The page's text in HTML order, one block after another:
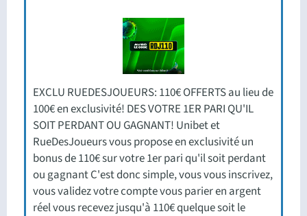
EXCLU RUEDESJOUEURS: 110€ OFFERTS au lieu de
100€ en exclusivité! DES VOTRE 1ER PARI QU'IL
SOIT PERDANT OU GAGNANT! Unibet et
RueDesJoueurs vous propose en exclusivité un
bonus de 110€ sur votre 1er pari qu'il soit perdant
ou gagnant C'est donc simple, vous vous inscrivez,
vous validez votre compte vous parier en argent
réel vous recevez jusqu'à 110€ quelque soit le